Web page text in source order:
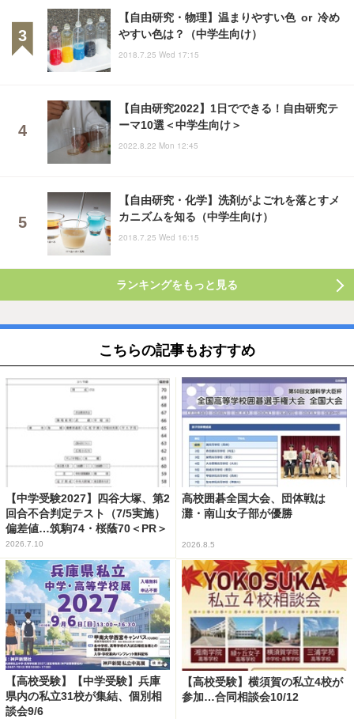
【自由研究・物理】温まりやすい色 or 冷め
やすい色は？（中学生向け）
2018.7.25 Wed 17:15
【自由研究2022】1日でできる！自由研究テ
ーマ10選＜中学生向け＞
2022.8.22 Mon 12:45
【自由研究・化学】洗剤がよごれを落とすメ
カニズムを知る（中学生向け）
2018.7.25 Wed 16:15
ランキングをもっと見る
こちらの記事もおすすめ
【中学受験2027】四谷大塚、第2
回合不合判定テスト（7/5実施）
偏差値…筑駒74・桜蔭70＜PR＞
2026.7.10
高校囲碁全国大会、団体戦は
灘・南山女子部が優勝
2026.8.5
【高校受験】【中学受験】兵庫
県内の私立31校が集結、個別相
談会9/6
【高校受験】横須賀の私立4校が
参加…合同相談会10/12